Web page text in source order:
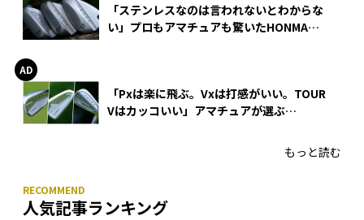
「ステンレスなのは言われないとわからな
い」プロもアマチュアも驚いたHONMA
「Pxは楽に飛ぶ。Vxは打感がいい。TOUR
Vはカッコいい」アマチュアが選ぶ
もっと読む
人気記事ランキング